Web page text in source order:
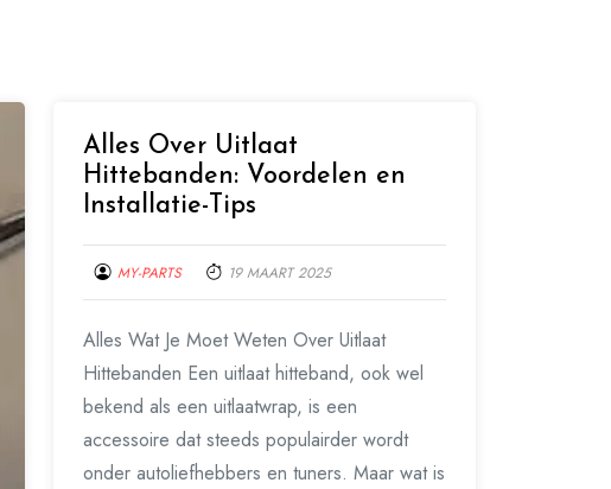
Alles Over Uitlaat
Hittebanden: Voordelen en
Installatie-Tips
MY-PARTS 19 MAART 2025
Alles Wat Je Moet Weten Over Uitlaat
Hittebanden Een uitlaat hitteband, ook wel
bekend als een uitlaatwrap, is een
accessoire dat steeds populairder wordt
onder autoliefhebbers en tuners. Maar wat is